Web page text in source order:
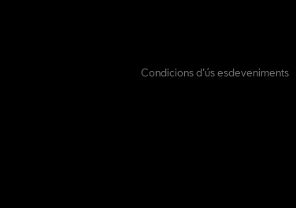
Condicions d’ús esdeveniments